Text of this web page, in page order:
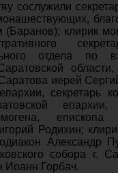
сослужили
клирик
отдела по
иерей
епархии,
епископа
Родихин;
Александр
собора г.
Иоанн Горбач.